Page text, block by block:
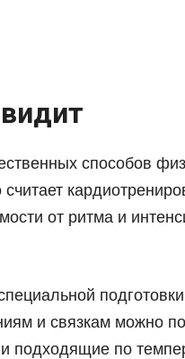
способов
от ритма и
и связкам можно
подходящие по